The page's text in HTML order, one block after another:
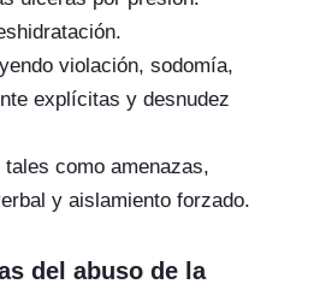
violación, sodomía,
explícitas y desnudez
como amenazas,
y aislamiento forzado.
del abuso de la